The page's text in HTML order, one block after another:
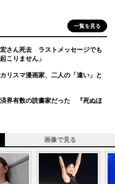
一覧を見る
さん死去 ラストメッセージでも
こりません」
リスマ漫画家、二人の「違い」と
界有数の読書家だった 『死ぬほ
画像で見る